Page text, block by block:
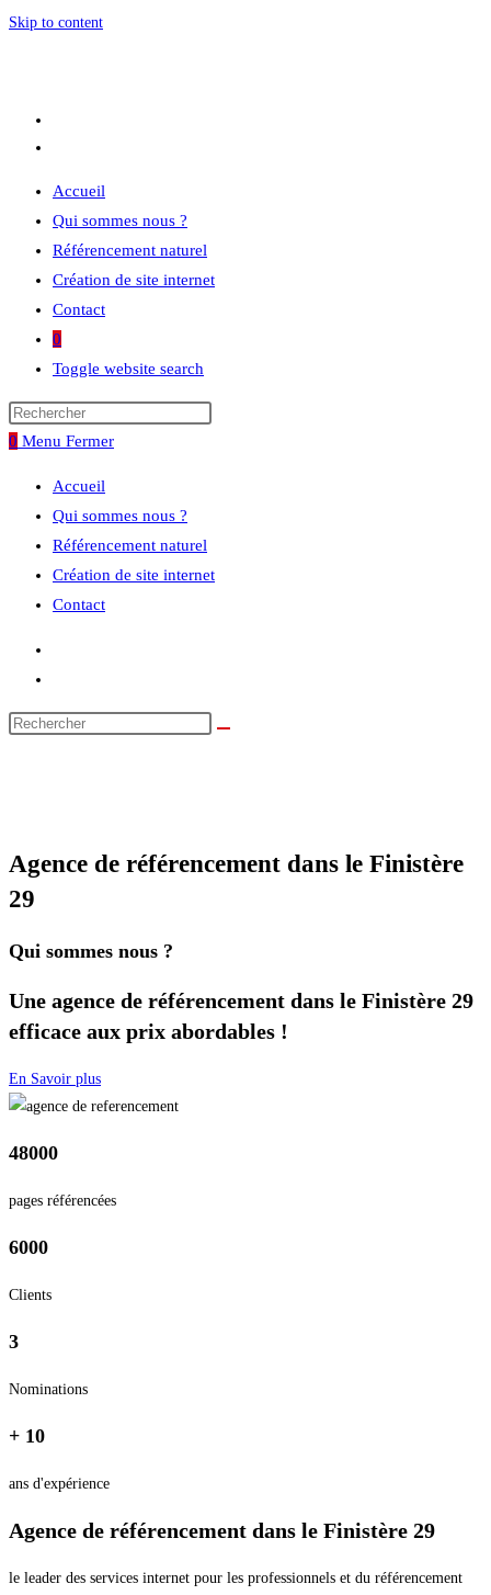
Skip to content
Accueil
Qui sommes nous ?
Référencement naturel
Création de site internet
Contact
0
Toggle website search
0 Menu Fermer
Accueil
Qui sommes nous ?
Référencement naturel
Création de site internet
Contact
Agence de référencement dans le Finistère
29
Qui sommes nous ?
Une agence de référencement dans le Finistère 29
efficace aux prix abordables !
En Savoir plus
48000
pages référencées
6000
Clients
3
Nominations
+ 10
ans d'expérience
Agence de référencement dans le Finistère 29
le leader des services internet pour les professionnels et du référencement